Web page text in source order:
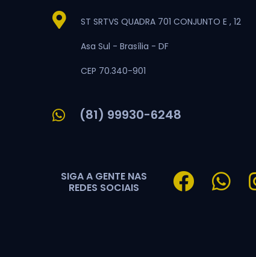
ST SRTVS QUADRA 701 CONJUNTO E , 12
Asa Sul - Brasília - DF
CEP 70.340-901
(81) 99930-6248
SIGA A GENTE NAS
REDES SOCIAIS